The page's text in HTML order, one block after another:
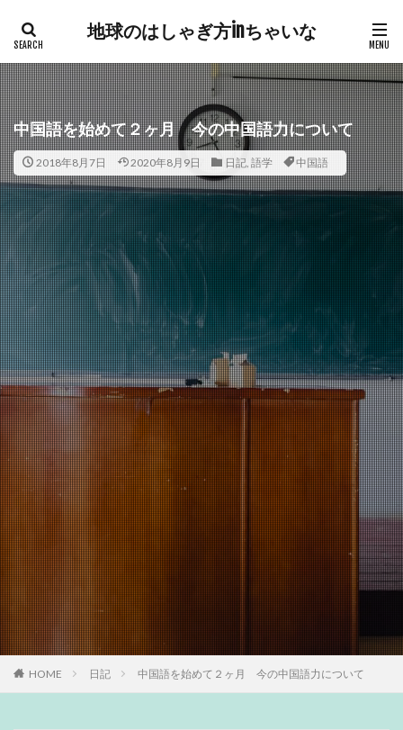
地球のはしゃぎ方inちゃいな
中国語を始めて２ヶ月 今の中国語力について
2018年8月7日 2020年8月9日 日記, 語学 中国語
HOME 日記 中国語を始めて２ヶ月 今の中国語力について